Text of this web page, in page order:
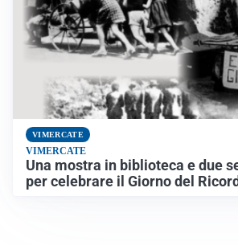
VIMERCATE
VIMERCATE
Una mostra in biblioteca e due
per celebrare il Giorno del